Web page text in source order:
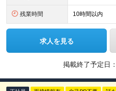
残業時間 10時間以内
求人を見る
掲載終了予定日：